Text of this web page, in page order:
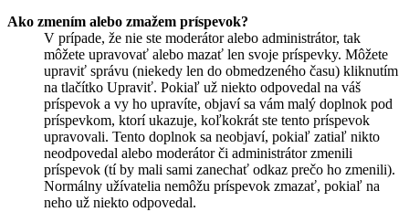
Ako zmením alebo zmažem príspevok?
V prípade, že nie ste moderátor alebo administrátor, tak
môžete upravovať alebo mazať len svoje príspevky. Môžete
upraviť správu (niekedy len do obmedzeného času) kliknutím
na tlačítko Upraviť. Pokiaľ už niekto odpovedal na váš
príspevok a vy ho upravíte, objaví sa vám malý doplnok pod
príspevkom, ktorí ukazuje, koľkokrát ste tento príspevok
upravovali. Tento doplnok sa neobjaví, pokiaľ zatiaľ nikto
neodpovedal alebo moderátor či administrátor zmenili
príspevok (tí by mali sami zanechať odkaz prečo ho zmenili).
Normálny užívatelia nemôžu príspevok zmazať, pokiaľ na
neho už niekto odpovedal.